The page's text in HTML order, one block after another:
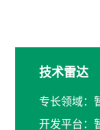
技术雷达
专长领域：
开发平台：